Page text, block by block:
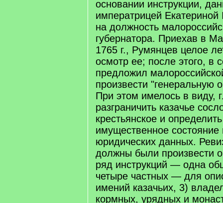
основании инструкции,
императрицей Екатериной
на должность
губернатора. Приехав в
1765 г., Румянцев целое
осмотр ее; после этого, в
предложил
произвести "генеральную
При этом имелось в виду,
разграничить казачье
крестьянское и
имущественное состояние
юридических данных.
должны были произвести
ряд инструкций — одна
четыре частных — для
имений казачьих, 3)
кормных, урядных и